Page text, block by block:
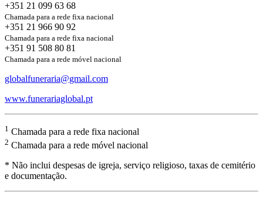
+351 21 099 63 68
Chamada para a rede fixa nacional
+351 21 966 90 92
Chamada para a rede fixa nacional
+351 91 508 80 81
Chamada para a rede móvel nacional
globalfuneraria@gmail.com
www.funerariaglobal.pt
1 Chamada para a rede fixa nacional
2 Chamada para a rede móvel nacional
* Não inclui despesas de igreja, serviço religioso, taxas de cemitério
e documentação.